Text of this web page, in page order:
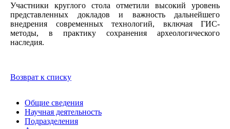
Участники круглого стола отметили высокий уровень
представленных докладов и важность дальнейшего
внедрения современных технологий, включая ГИС-
методы, в практику сохранения археологического
наследия.
Возврат к списку
Общие сведения
Научная деятельность
Подразделения